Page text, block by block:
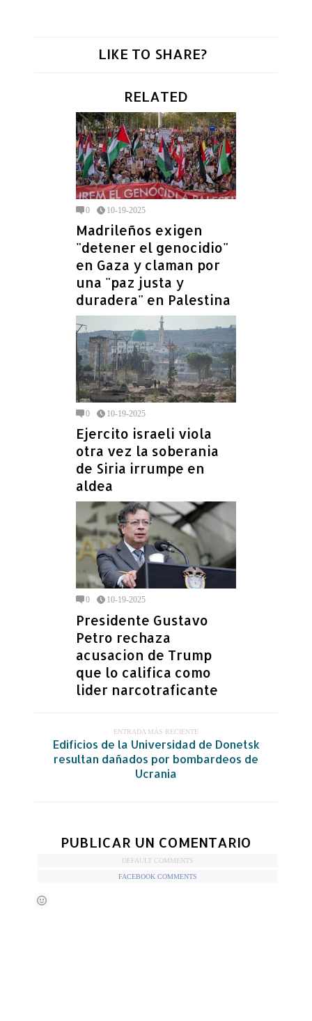
LIKE TO SHARE?
RELATED
0 10-19-2025
Madrileños exigen
"detener el genocidio"
en Gaza y claman por
una "paz justa y
duradera" en Palestina
0 10-19-2025
Ejercito israeli viola
otra vez la soberania
de Siria irrumpe en
aldea
0 10-19-2025
Presidente Gustavo
Petro rechaza
acusacion de Trump
que lo califica como
lider narcotraficante
ENTRADA MÁS RECIENTE
Edificios de la Universidad de Donetsk
resultan dañados por bombardeos de
Ucrania
PUBLICAR UN COMENTARIO
DEFAULT COMMENTS
FACEBOOK COMMENTS